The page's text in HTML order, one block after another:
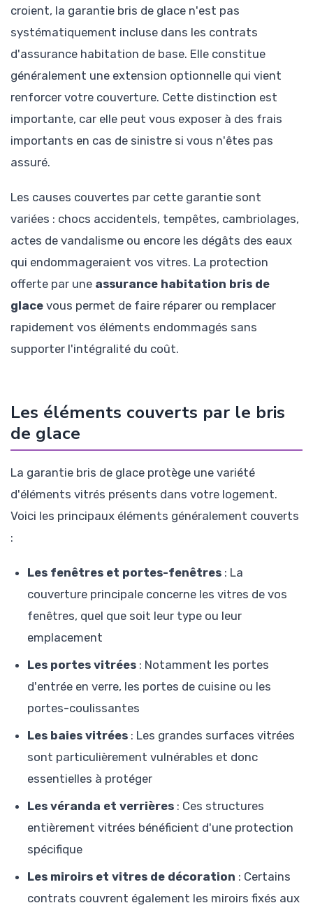
croient, la garantie bris de glace n'est pas
systématiquement incluse dans les contrats
d'assurance habitation de base. Elle constitue
généralement une extension optionnelle qui vient
renforcer votre couverture. Cette distinction est
importante, car elle peut vous exposer à des frais
importants en cas de sinistre si vous n'êtes pas
assuré.
Les causes couvertes par cette garantie sont
variées : chocs accidentels, tempêtes, cambriolages,
actes de vandalisme ou encore les dégâts des eaux
qui endommageraient vos vitres. La protection
offerte par une assurance habitation bris de
glace vous permet de faire réparer ou remplacer
rapidement vos éléments endommagés sans
supporter l'intégralité du coût.
Les éléments couverts par le bris
de glace
La garantie bris de glace protège une variété
d'éléments vitrés présents dans votre logement.
Voici les principaux éléments généralement couverts
:
Les fenêtres et portes-fenêtres : La
couverture principale concerne les vitres de vos
fenêtres, quel que soit leur type ou leur
emplacement
Les portes vitrées : Notamment les portes
d'entrée en verre, les portes de cuisine ou les
portes-coulissantes
Les baies vitrées : Les grandes surfaces vitrées
sont particulièrement vulnérables et donc
essentielles à protéger
Les véranda et verrières : Ces structures
entièrement vitrées bénéficient d'une protection
spécifique
Les miroirs et vitres de décoration : Certains
contrats couvrent également les miroirs fixés aux